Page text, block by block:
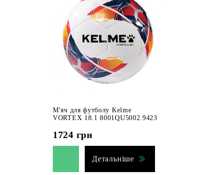
М'яч для футболу Kelme
VORTEX 18.1 8001QU5002.9423
1724 грн
Детальніше